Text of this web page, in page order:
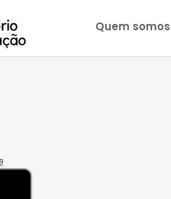
Quem somos